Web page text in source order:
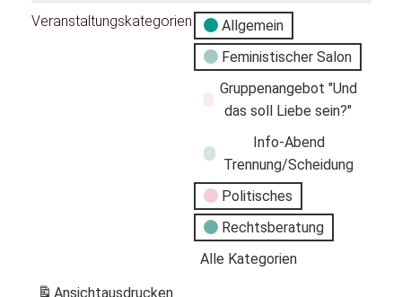
Veranstaltungskategorien
Allgemein
Feministischer Salon
Gruppenangebot "Und
das soll Liebe sein?"
Info-Abend
Trennung/Scheidung
Politisches
Rechtsberatung
Alle Kategorien
Ansichtausdrucken